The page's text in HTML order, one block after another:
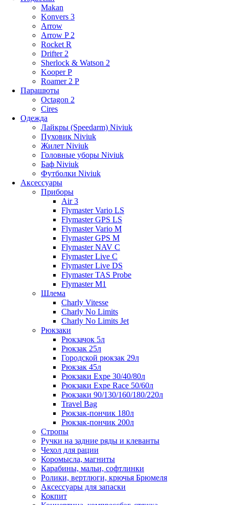
Makan
Konvers 3
Arrow
Arrow P 2
Rocket R
Drifter 2
Sherlock & Watson 2
Kooper P
Roamer 2 P
Парашюты
Octagon 2
Cires
Одежда
Лайкры (Speedarm) Niviuk
Пуховик Niviuk
Жилет Niviuk
Головные уборы Niviuk
Баф Niviuk
Футболки Niviuk
Аксессуары
Приборы
Air 3
Flymaster Vario LS
Flymaster GPS LS
Flymaster Vario M
Flymaster GPS M
Flymaster NAV C
Flymaster Live C
Flymaster Live DS
Flymaster TAS Probe
Flymaster M1
Шлема
Charly Vitesse
Charly No Limits
Charly No Limits Jet
Рюкзаки
Рюкзачок 5л
Рюкзак 25л
Городской рюкзак 29л
Рюкзак 45л
Рюкзаки Expe 30/40/80л
Рюкзаки Expe Race 50/60л
Рюкзаки 90/130/160/180/220л
Travel Bag
Рюкзак-пончик 180л
Рюкзак-пончик 200л
Стропы
Ручки на задние ряды и клеванты
Чехол для рации
Коромысла, магниты
Карабины, мальи, софтлинки
Ролики, вертлюги, крючья Брюмеля
Аксессуары для запаски
Кокпит